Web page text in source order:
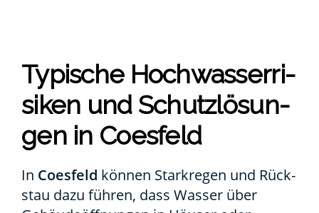
Typi­sche Hoch­was­ser­ri­
si­ken und Schutz­lö­sun­
gen in Coes­feld
In Coes­feld kön­nen Stark­re­gen und Rück­
stau dazu füh­ren, dass Was­ser über